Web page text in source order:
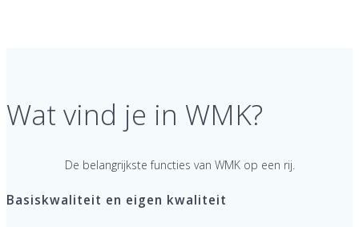
Wat vind je in WMK?
De belangrijkste functies van WMK op een rij.
Basiskwaliteit en eigen kwaliteit